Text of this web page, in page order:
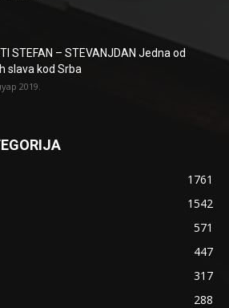
STEFAN – STEVANJDAN Jedna od
slava kod Srba
2019.
1761
1542
571
447
317
288